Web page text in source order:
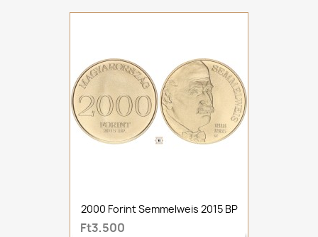
2000 Forint Semmelweis 2015 BP
Ft3,500